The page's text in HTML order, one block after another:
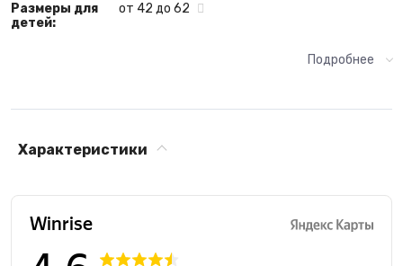
Размеры для
детей:
от 42 до 62
Подробнее
Характеристики